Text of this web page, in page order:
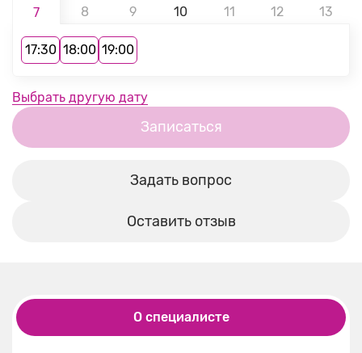
7 8 9 10 11 12 13
17:30 18:00 19:00
Выбрать другую дату
Записаться
Задать вопрос
Оставить отзыв
О специалисте